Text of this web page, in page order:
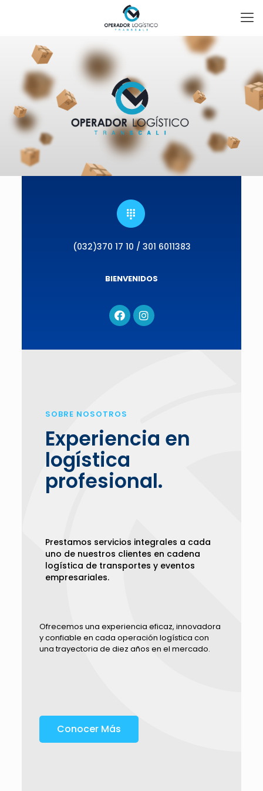
(032)370 17 10 / 301 6011383
BIENVENIDOS
SOBRE NOSOTROS
Experiencia en
logística
profesional.
Prestamos servicios integrales a cada
uno de nuestros clientes en cadena
logística de transportes y eventos
empresariales.
Ofrecemos una experiencia eficaz, innovadora
y confiable en cada operación logística con
una trayectoria de diez años en el mercado.
Conocer Más